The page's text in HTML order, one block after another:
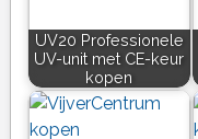
UV20 Professionele
UV-unit met CE-keur
kopen